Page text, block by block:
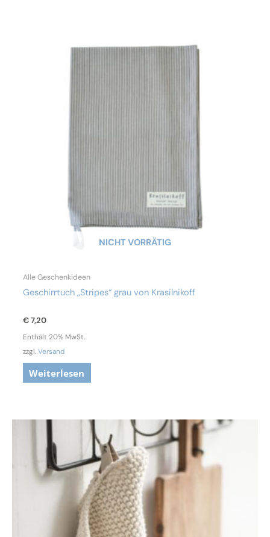
NICHT VORRÄTIG
Alle Geschenkideen
Geschirrtuch „Stripes“ grau von Krasilnikoff
€7,20
Enthält 20% MwSt.
zzgl.Versand
Weiterlesen